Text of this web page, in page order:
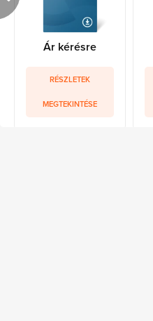
Ár kérésre
RÉSZLETEK
MEGTEKINTÉSE